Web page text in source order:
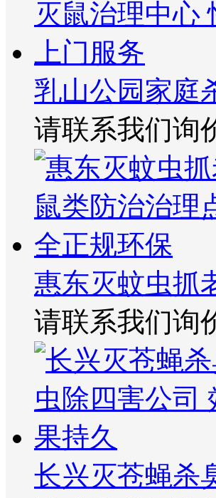
乳山公园家庭
请联系我们询
惠东灭蚊虫抓
请联系我们询
长兴灭苍蝇杀